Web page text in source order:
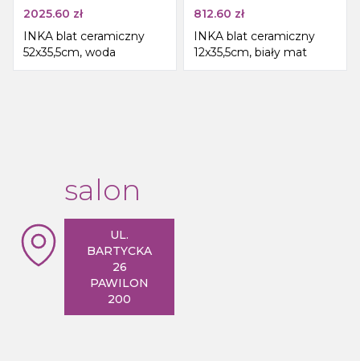
2025.60 zł
INKA blat ceramiczny
52x35,5cm, woda
812.60 zł
INKA blat ceramiczny
12x35,5cm, biały mat
salon
UL.
BARTYCKA
26
PAWILON
200